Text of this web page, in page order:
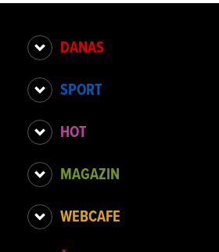
DANAS
SPORT
HOT
MAGAZIN
WEBCAFE